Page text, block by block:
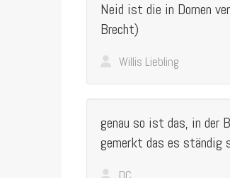
Neid ist die in Dornen
Brecht)
Willis Liebling
genau so ist das, in der
gemerkt das es ständig